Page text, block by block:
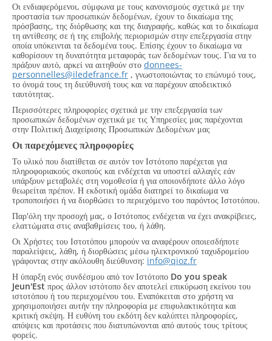
Οι ενδιαφερόμενοι, σύμφωνα με τους κανονισμούς σχετικά με την
προστασία των προσωπικών δεδομένων, έχουν το δικαίωμα της
πρόσβασης, της διόρθωσης και της διαγραφής, καθώς και το δικαίωμα
τη αντίθεσης σε ή της επιβολής περιορισμών στην επεξεργασία στην
οποία υπόκεινται τα δεδομένα τους. Επίσης έχουν το δικαίωμα να
καθορίσουν τη δυνατότητα μεταφοράς των δεδομένων τους. Για να το
πράξουν αυτό, αρκεί να αιτηθούν στο donnees-
personnelles@iledefrance.fr , γνωστοποιώντας το επώνυμό τους,
το όνομά τους τη διεύθυνσή τους και να παρέχουν αποδεικτικό
ταυτότητας.
Περισσότερες πληροφορίες σχετικά με την επεξεργασία των
προσωπικών δεδομένων σχετικά με τις Υπηρεσίες μας παρέχονται
στην Πολιτική Διαχείρισης Προσωπικών Δεδομένων μας
Οι παρεχόμενες πληροφορίες
Το υλικό που διατίθεται σε αυτόν τον Ιστότοπο παρέχεται για
πληροφοριακούς σκοπούς και ενδέχεται να υποστεί αλλαγές εάν
υπάρξουν μεταβολές στη νομοθεσία ή για οποιονδήποτε άλλο λόγο
θεωρείται πρέπον. Η εκδοτική ομάδα διατηρεί το δικαίωμα να
τροποποιήσει ή να διορθώσει το περιεχόμενο του παρόντος Ιστοτόπου.
Παρ'όλη την προσοχή μας, ο Ιστότοπος ενδέχεται να έχει ανακρίβειες,
ελαττώματα στις αναβαθμίσεις του, ή λάθη.
Οι Χρήστες του Ιστοτόπου μπορούν να αναφέρουν οποιεσδήποτε
παραλείψεις, λάθη, ή διορθώσεις μέσω ηλεκτρονικού ταχυδρομείου
γράφοντας στην ακόλουθη διεύθυνση: info@qioz.fr
Η ύπαρξη ενός συνδέσμου από τον Ιστότοπο Do you speak
Jeun'Est προς άλλον ιστότοπο δεν αποτελεί επικύρωση εκείνου του
ιστοτόπου ή του περιεχομένου του. Εναπόκειται στο χρήστη να
χρησιμοποιήσει αυτήν την πληροφορία με επιφυλακτικότητα και
κριτική σκέψη. Η ευθύνη του εκδότη δεν καλύπτει πληροφορίες,
απόψεις και προτάσεις που διατυπώνονται από αυτούς τους τρίτους
φορείς.